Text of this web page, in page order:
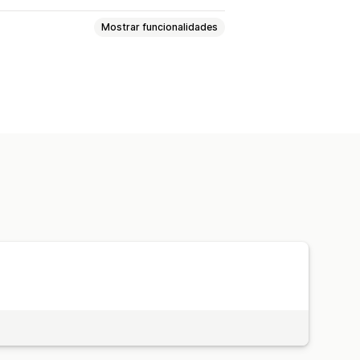
Mostrar funcionalidades